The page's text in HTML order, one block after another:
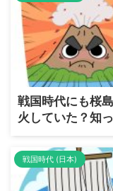
戦国時代にも桜
火していた？知
るようで知らない
について解説
戦国時代 (日本)